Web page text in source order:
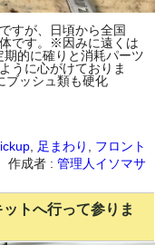
すが、日頃から全国
です。※因みに遠くは
的に確りと消耗パーツ
うに心がけておりま
ッシュ類も硬化
足まわり
フロント
作成者 : 管理人イソマサ
トへ行って参りま